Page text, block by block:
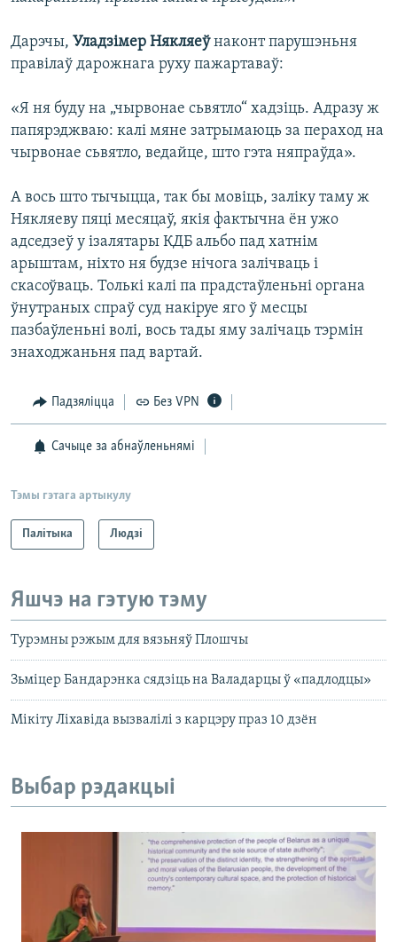
Дарэчы, Уладзімер Някляеўнаконт парушэньня
правілаў дарожнага руху пажартаваў:
«Я ня буду на „чырвонае сьвятло“ хадзіць. Адразу ж
папярэджваю: калі мяне затрымаюць за пераход на
чырвонае сьвятло, ведайце, што гэта няпраўда».
А вось што тычыцца, так бы мовіць, заліку таму ж
Някляеву пяці месяцаў, якія фактычна ён ужо
адседзеў у ізалятары КДБ альбо пад хатнім
арыштам, ніхто ня будзе нічога залічваць і
скасоўваць. Толькі калі па прадстаўленьні органа
ўнутраных спраў суд накіруе яго ў месцы
пазбаўленьні волі, вось тады яму залічаць тэрмін
знаходжаньня пад вартай.
Падзяліцца Без VPN
Сачыце за абнаўленьнямі
Тэмы гэтага артыкулу
Палітыка Людзі
Яшчэ на гэтую тэму
Турэмны рэжым для вязьняў Плошчы
Зьміцер Бандарэнка сядзіць на Валадарцы ў «падлодцы»
Мікіту Ліхавіда вызвалілі з карцэру праз 10 дзён
Выбар рэдакцыі